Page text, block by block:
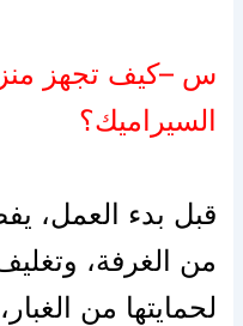
س –كيف تجهز
السيراميك؟
قبل بدء العمل،
من الغرفة،
لحمايتها من